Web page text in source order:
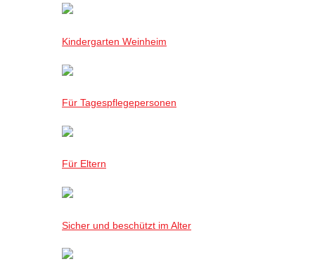
Kindergarten Weinheim
Für Tagespflegepersonen
Für Eltern
Sicher und beschützt im Alter